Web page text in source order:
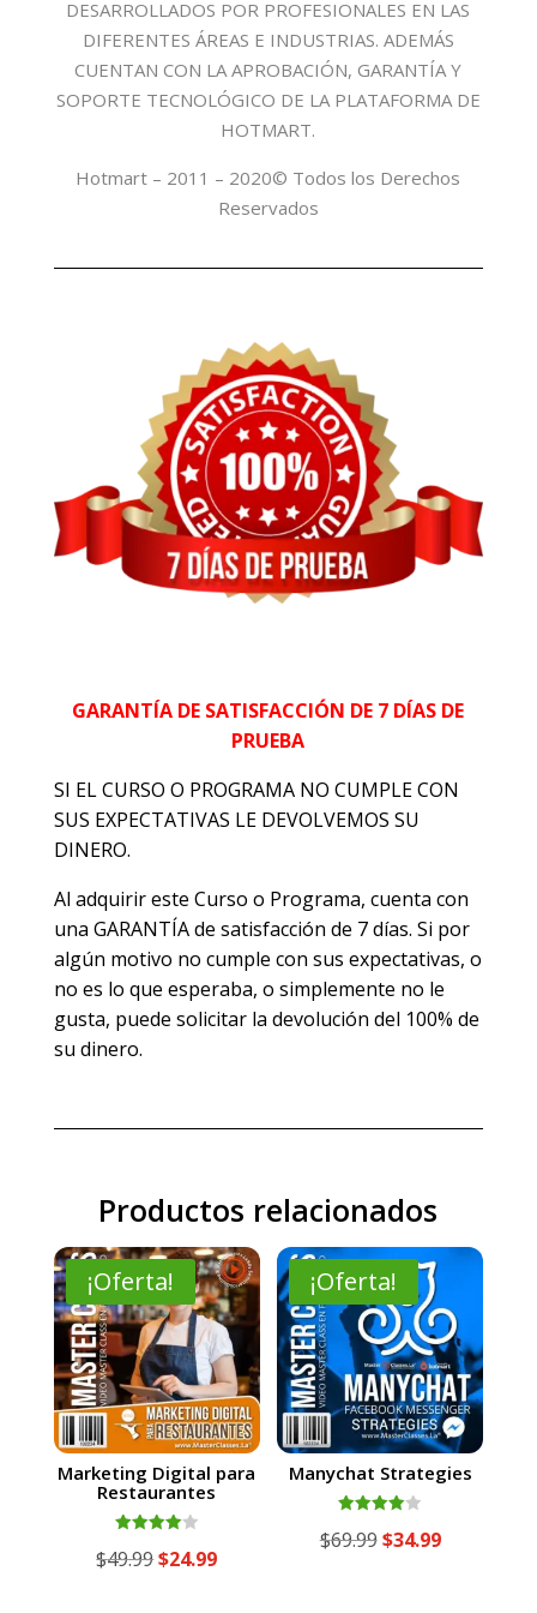
DESARROLLADOS POR PROFESIONALES EN LAS
DIFERENTES ÁREAS E INDUSTRIAS. ADEMÁS
CUENTAN CON LA APROBACIÓN, GARANTÍA Y
SOPORTE TECNOLÓGICO DE LA PLATAFORMA DE
HOTMART.
Hotmart – 2011 – 2020© Todos los Derechos
Reservados
GARANTÍA DE SATISFACCIÓN DE 7 DÍAS DE
PRUEBA
SI EL CURSO O PROGRAMA NO CUMPLE CON
SUS EXPECTATIVAS LE DEVOLVEMOS SU
DINERO.
Al adquirir este Curso o Programa, cuenta con
una GARANTÍA de satisfacción de 7 días. Si por
algún motivo no cumple con sus expectativas, o
no es lo que esperaba, o simplemente no le
gusta, puede solicitar la devolución del 100% de
su dinero.
Productos relacionados
¡Oferta!
Marketing Digital para
Restaurantes
con
$49.99El
$24.99El
¡Oferta!
Manychat Strategies
con
$69.99El
$34.99El